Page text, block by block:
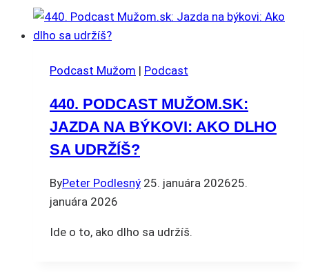
Podcast Mužom | Podcast
440. PODCAST MUŽOM.SK:
JAZDA NA BÝKOVI: AKO DLHO
SA UDRŽÍŠ?
ByPeter Podlesný 25. januára 202625.
januára 2026
Ide o to, ako dlho sa udržíš.